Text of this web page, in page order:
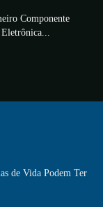
Componente
de Vida Podem Ter